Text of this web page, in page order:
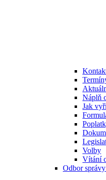
Náplň
Jak
Volby
Vítání
Odbor